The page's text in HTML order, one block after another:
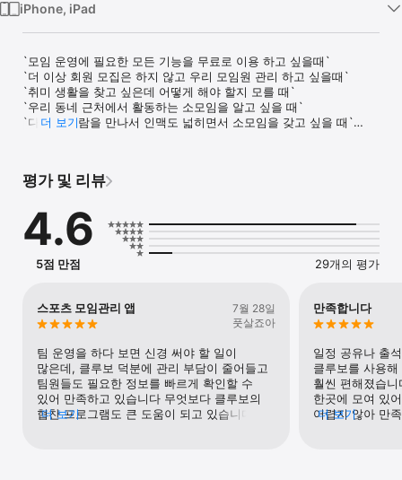
iPhone, iPad
`모임 운영에 필요한 모든 기능을 무료로 이용 하고 싶을때`
`더 이상 회원 모집은 하지 않고 우리 모임원 관리 하고 싶을때`
`취미 생활을 찾고 싶은데 어떻게 해야 할지 모를 때`
`우리 동네 근처에서 활동하는 소모임을 알고 싶을 때`
`다양한 사람을 만나서 인맥도 넓히면서 소모임을 갖고 싶을 때`
모임과 동호회를 운영 중이라면 편리하고 내 마음대로 자유롭게
[다양한 오프라인 모임]
축구, 풋살, 족구, 배드민턴, 볼링, 당구, 탁구, 자전거, 농구, 등산,
줄넘기, 댄스스포츠, 수영, 낚시 등
온라인게임, 모바일 게임, 랜선 모임, 온라인 클럽 등
보내고 인맥까지 넓혀보세요!
클루보는 내가 원하는 대로 나만의 동호회, 소모임을 만들 수 있고
관리 또한 손쉽게 가능합니다.
어떠한 모임도 무료로 마음껏 이용하실 수 있습니다.
더 보기
평가 및 리뷰
4.6
5점 만점 29개의 평가
스포츠 모임관리 앱
7월 28일
풋살죠아
팀 운영을 하다 보면 신경 써야 할 일이
많은데, 클루보 덕분에 관리 부담이 줄어들고
팀원들도 필요한 정보를 빠르게 확인할 수
있어 만족하고 있습니다 무엇보다 클루보의
협찬 프로그램도 큰 도움이 되고 있습니다
더 보기
만족합니다
일정 공유나 출
클루보를 사용
훨씬 편해졌습
한곳에 모여 있
어렵지 않아 만
더 보기